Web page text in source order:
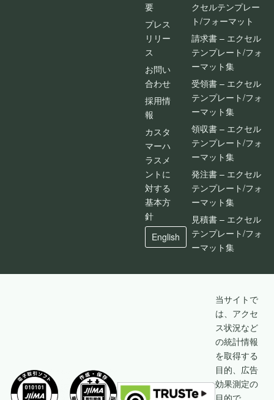
要
プレス
リリー
ス
お問い
合わせ
採用情
報
カスタ
マーハ
ラスメ
ントに
対する
基本方
針
English
クセルテンプレー
ト/フォーマット
請求書 – エクセル
テンプレート/フォ
ーマット集
受領書 – エクセル
テンプレート/フォ
ーマット集
領収書 – エクセル
テンプレート/フォ
ーマット集
発注書 – エクセル
テンプレート/フォ
ーマット集
見積書 – エクセル
テンプレート/フォ
ーマット集
当サイトで
は、アクセ
ス状況など
の統計情報
を取得する
目的、広告
効果測定の